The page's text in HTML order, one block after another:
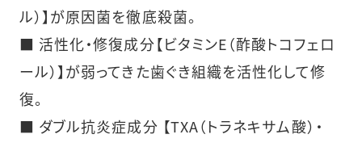
ル）】が原因菌を徹底殺菌。
■ 活性化・修復成分【ビタミンE（酢酸トコフェロ
ール）】が弱ってきた歯ぐき組織を活性化して修
復。
■ ダブル抗炎症成分 【TXA（トラネキサム酸）・